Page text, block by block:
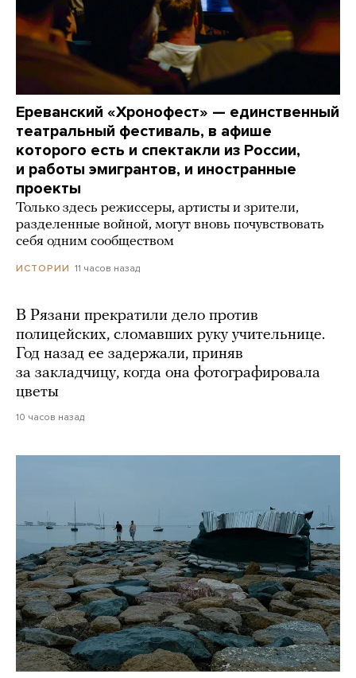
Ереванский «Хронофест» — единственный
театральный фестиваль, в афише
которого есть и спектакли из России,
и работы эмигрантов, и иностранные
проекты
Только здесь режиссеры, артисты и зрители,
разделенные войной, могут вновь почувствовать
себя одним сообществом
ИСТОРИИ 11 часов назад
В Рязани прекратили дело против
полицейских, сломавших руку учительнице.
Год назад ее задержали, приняв
за закладчицу, когда она фотографировала
цветы
10 часов назад